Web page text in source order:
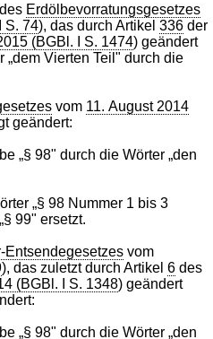
Erdölbevorratungsgesetzes
S. 74), das durch Artikel336 der
(BGBl. I S. 1474) geändert
„dem Vierten Teil" durch die
vom 11. August 2014
geändert:
„§ 98" durch die Wörter „den
„§ 98 Nummer 1 bis 3
99" ersetzt.
Entsendegesetzes vom
), das zuletzt durch Artikel6 des
(BGBl. I S. 1348) geändert
„§ 98" durch die Wörter „den